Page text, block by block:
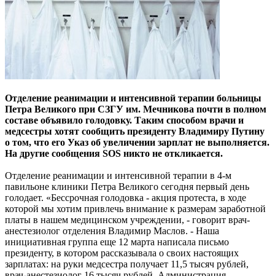
Отделение реанимации и интенсивной терапии больницы
Петра Великого при СЗГУ им. Мечникова почти в полном
составе объявило голодовку. Таким способом врачи и
медсестры хотят сообщить президенту Владимиру Путину
о том, что его Указ об увеличении зарплат не выполняется.
На другие сообщения SOS никто не откликается.
Отделение реанимации и интенсивной терапии в 4-м
павильоне клиники Петра Великого сегодня первый день
голодает. «Бессрочная голодовка - акция протеста, в ходе
которой мы хотим привлечь внимание к размерам заработной
платы в нашем медицинском учреждении, - говорит врач-
анестезиолог отделения Владимир Маслов. - Наша
инициативная группа еще 12 марта написала письмо
президенту, в котором рассказывала о своих настоящих
зарплатах: на руки медсестра получает 11,5 тысяч рублей,